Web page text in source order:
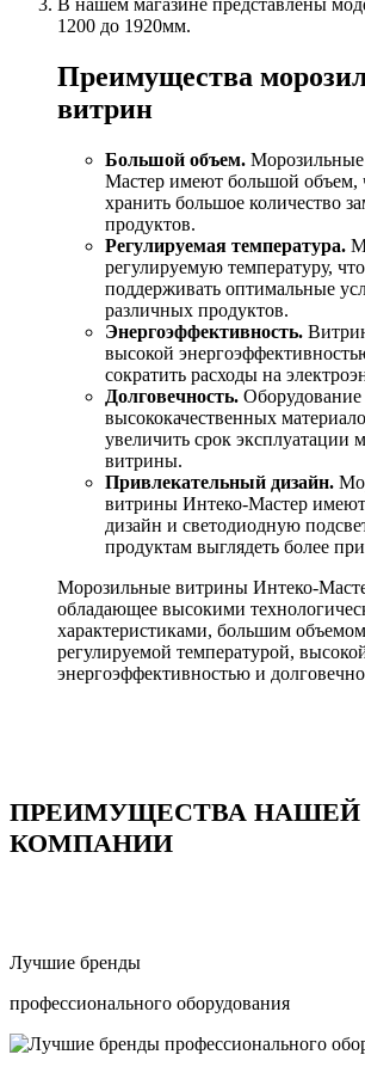
В нашем магазине представлены
1200 до 1920мм.
Преимущества
витрин
Большой объем.
Мастер имеют большой объем,
хранить большое количество
продуктов.
Регулируемая температура.
регулируемую температуру,
поддерживать оптимальные
различных продуктов.
Энергоэффективность.
высокой
сократить расходы на
Долговечность.
высококачественных
увеличить срок эксплуатации
витрины.
Привлекательный дизайн.
витрины Интеко-Мастер
дизайн и светодиодную
продуктам выглядеть более
Морозильные витрины Интеко-
обладающее высокими
характеристиками, большим
регулируемой температурой,
энергоэффективностью и
ПРЕИМУЩЕСТВА НАШЕЙ
КОМПАНИИ
Лучшие бренды
профессионального оборудования